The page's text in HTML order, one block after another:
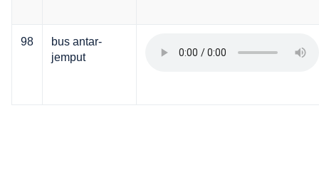
98
bus antar-
jemput